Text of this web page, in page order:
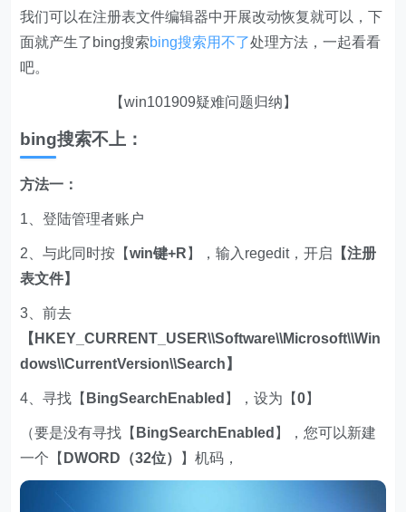
我们可以在注册表文件编辑器中开展改动恢复就可以，下
面就产生了bing搜索bing搜索用不了处理方法，一起看看
吧。
【win101909疑难问题归纳】
bing搜索不上：
方法一：
1、登陆管理者账户
2、与此同时按【win键+R 】，输入regedit，开启 【注册
表文件】
3、前去
【HKEY_CURRENT_USER\\Software\\Microsoft\\Win
dows\\CurrentVersion\\Search】
4、寻找【 BingSearchEnabled 】，设为【0】
（要是没有寻找【 BingSearchEnabled 】，您可以新建
一个【 DWORD（32位） 】机码，